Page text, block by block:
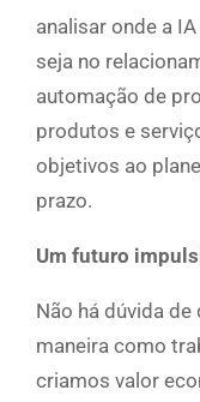
analisar onde a
seja no
automação de
produtos e
objetivos ao
prazo.
Um futuro
Não há dúvida
maneira como
criamos valor